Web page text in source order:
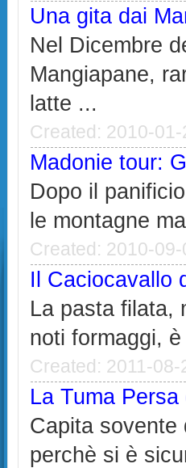
Una gita dai
Nel Dicembre
Mangiapane,
latte ...
Created: 2010-01-
Madonie tour:
Dopo il
le montagne
Created: 2010-09-
Il Caciocavallo
La pasta filata,
noti formaggi,
Created: 2011-08-
La Tuma Persa
Capita sovente
perchè si è